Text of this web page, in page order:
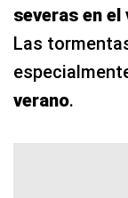
severas en el
Las
verano.